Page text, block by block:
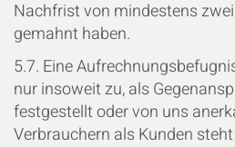
Nachfrist von mindestens
gemahnt haben.
5.7. Eine
nur insoweit zu, als
festgestellt oder von uns
Verbrauchern als Kunden